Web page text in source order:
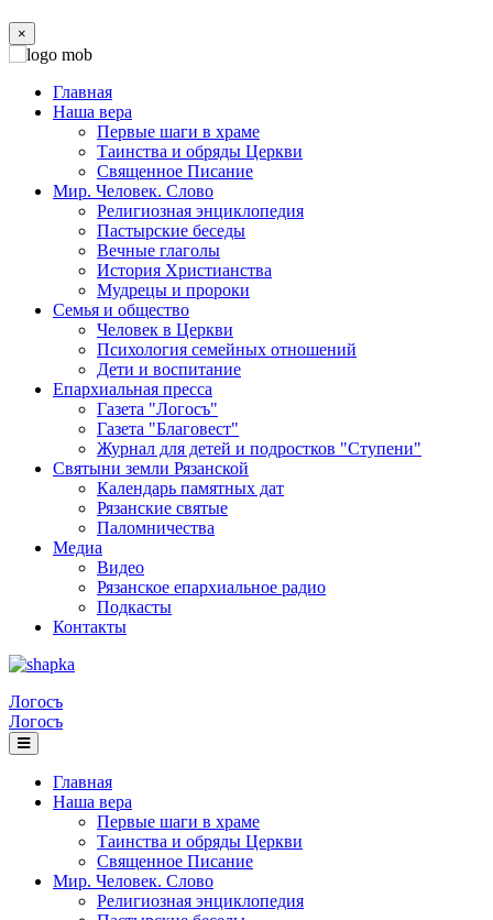
×
Главная
Наша вера
Первые шаги в храме
Таинства и обряды Церкви
Священное Писание
Мир. Человек. Слово
Религиозная энциклопедия
Пастырские беседы
Вечные глаголы
История Христианства
Мудрецы и пророки
Семья и общество
Человек в Церкви
Психология семейных отношений
Дети и воспитание
Епархиальная пресса
Газета "Логосъ"
Газета "Благовест"
Журнал для детей и подростков "Ступени"
Святыни земли Рязанской
Календарь памятных дат
Рязанские святые
Паломничества
Медиа
Видео
Рязанское епархиальное радио
Подкасты
Контакты
Логосъ
Логосъ
Главная
Наша вера
Первые шаги в храме
Таинства и обряды Церкви
Священное Писание
Мир. Человек. Слово
Религиозная энциклопедия